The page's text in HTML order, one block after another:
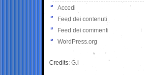
Accedi
Feed dei contenuti
Feed dei commenti
WordPress.org
Credits: G.I